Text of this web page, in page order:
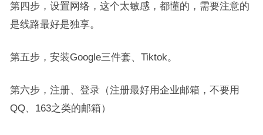
第四步，设置网络，这个太敏感，都懂的，需要注意的
是线路最好是独享。
第五步，安装Google三件套、Tiktok。
第六步，注册、登录（注册最好用企业邮箱，不要用
QQ、163之类的邮箱）